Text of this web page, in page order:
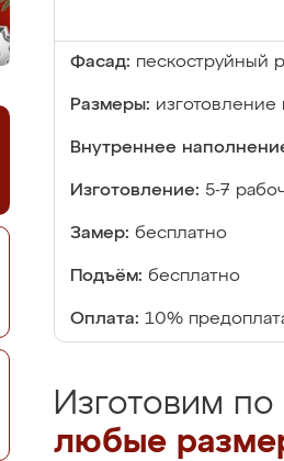
Фасад: пескоструйный
Размеры:
Внутреннее
Изготовление: 5-7
Замер: бесплатно
Подъём: бесплатно
Оплата: 10%
Изготовим
любые